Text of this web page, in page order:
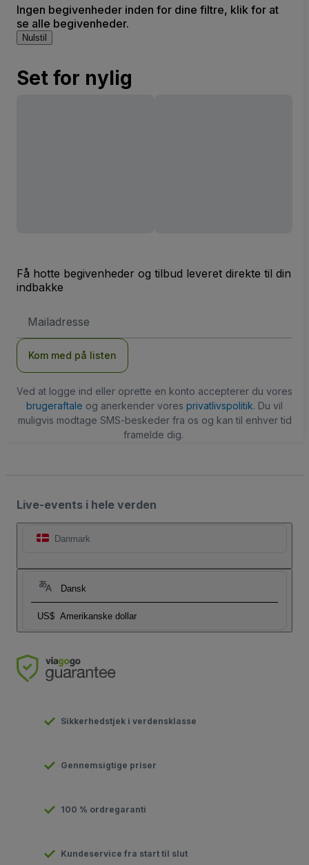
Ingen begivenheder inden for dine filtre, klik for at
se alle begivenheder.
Nulstil
Set for nylig
Få hotte begivenheder og tilbud leveret direkte til din
indbakke
adresse
Kom med på listen
Ved at logge ind eller oprette en konto accepterer du vores
brugeraftale og anerkender vores privatlivspolitik. Du vil
muligvis modtage SMS-beskeder fra os og kan til enhver tid
framelde dig.
Live-events i hele verden
Danmark
Dansk
US$ Amerikanske dollar
Sikkerhedstjek i verdensklasse
Gennemsigtige priser
100 % ordregaranti
Kundeservice fra start til slut